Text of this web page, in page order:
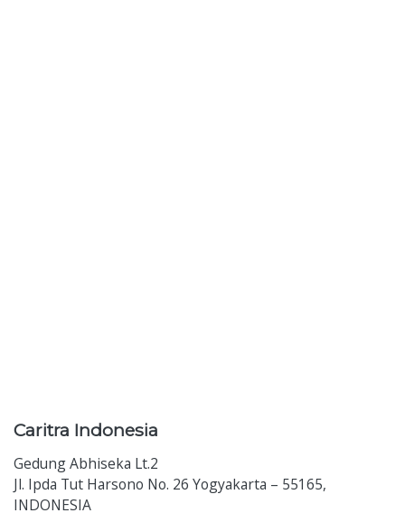
Caritra Indonesia
Gedung Abhiseka Lt.2
Jl. Ipda Tut Harsono No. 26 Yogyakarta – 55165,
INDONESIA